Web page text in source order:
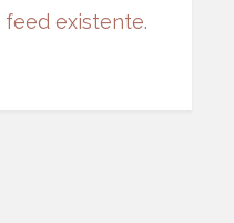
feed existente.